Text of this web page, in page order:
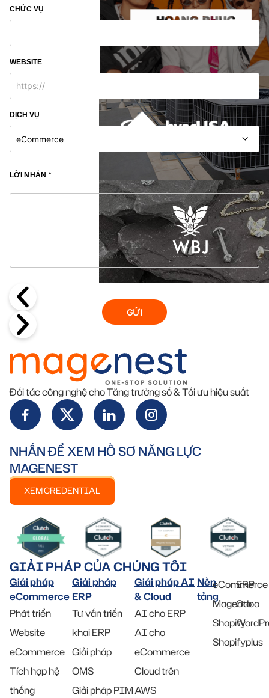
CHỨC VỤ
WEBSITE
DỊCH VỤ
LỜI NHẮN *
Đối tác công nghệ cho Tăng trưởng số & Tối ưu hiệu suất
NHẤN ĐỂ XEM HỒ SƠ NĂNG LỰC
MAGENEST
XEM CREDENTIAL
GIẢI PHÁP CỦA CHÚNG TÔI
Giải pháp
eCommerce
Phát triển
Website
eCommerce
Tích hợp hệ
thống
Giải pháp
ERP
Tư vấn triển
khai ERP
Giải pháp
OMS
Giải pháp PIM
Giải pháp AI
& Cloud
AI cho ERP
AI cho
eCommerce
Cloud trên
AWS
Nền
tảng
eCommerce
Magento
Shopify
Shopifyplus
ERP
Odoo